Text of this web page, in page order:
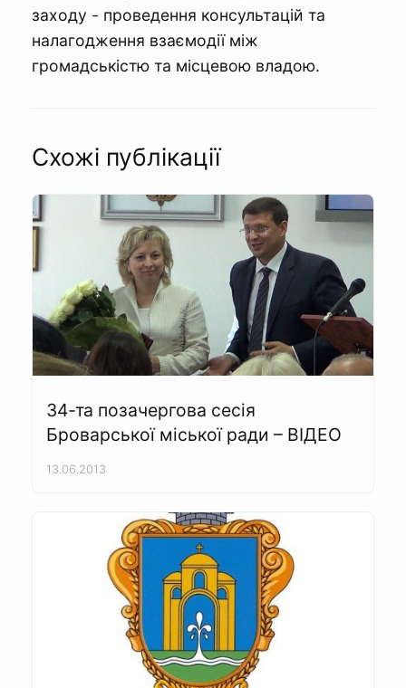
заходу - проведення консультацій та
налагодження взаємодії між
громадськістю та місцевою владою.
Схожі публікації
34-та позачергова сесія
Броварської міської ради – ВІДЕО
13.06.2013